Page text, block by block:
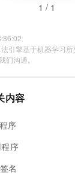
1 / 1
引擎基于机器学习
们沟通。
内容
序
序
名